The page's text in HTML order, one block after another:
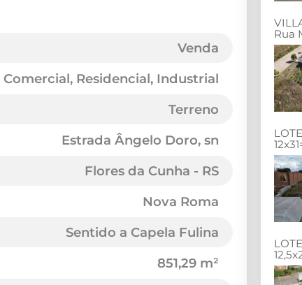
Venda
Comercial, Residencial, Industrial
Terreno
Estrada Ângelo Doro, sn
Flores da Cunha - RS
Nova Roma
Sentido a Capela Fulina
851,29 m²
Rua